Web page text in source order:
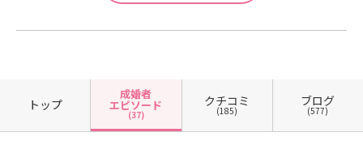
トップ
成婚者
エピソード
(37)
クチコミ
(185)
ブログ
(577)